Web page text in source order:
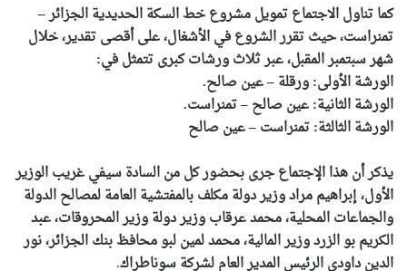
كما تناول الاجتماع تمويل مشروع خط السكة الحديدية الجزائر –
تمنراست، حيث تقرر الشروع في الأشغال، على أقصى تقدير، خلال
شهر سبتمبر المقبل، عبر ثلاث ورشات كبرى تتمثل في:
الورشة الأولى: ورقلة – عين صالح.
الورشة الثانية: عين صالح – تمنراست.
الورشة الثالثة: تمنراست – عين صالح
يذكر أن هذا الإجتماع جرى بحضور كل من السادة سيفي غريب الوزير
الأول، إبراهيم مراد وزير دولة مكلف بالمفتشية العامة لمصالح الدولة
والجماعات المحلية، محمد عرقاب وزير دولة وزير المحروقات، عبد
الكريم بو الزرد وزير المالية، محمد لمين لبو محافظ بنك الجزائر، نور
الدين داودي الرئيس المدير العام لشركة سوناطراك.